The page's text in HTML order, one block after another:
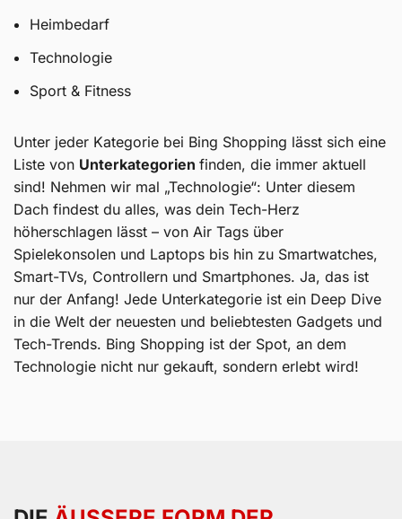
Heimbedarf
Technologie
Sport & Fitness
Unter jeder Kategorie bei Bing Shopping lässt sich eine
Liste von Unterkategorien finden, die immer aktuell
sind! Nehmen wir mal „Technologie“: Unter diesem
Dach findest du alles, was dein Tech-Herz
höherschlagen lässt – von Air Tags über
Spielekonsolen und Laptops bis hin zu Smartwatches,
Smart-TVs, Controllern und Smartphones. Ja, das ist
nur der Anfang! Jede Unterkategorie ist ein Deep Dive
in die Welt der neuesten und beliebtesten Gadgets und
Tech-Trends. Bing Shopping ist der Spot, an dem
Technologie nicht nur gekauft, sondern erlebt wird!